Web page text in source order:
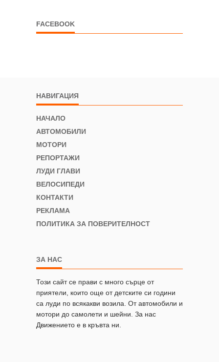
FACEBOOK
НАВИГАЦИЯ
НАЧАЛО
АВТОМОБИЛИ
МОТОРИ
РЕПОРТАЖИ
ЛУДИ ГЛАВИ
ВЕЛОСИПЕДИ
КОНТАКТИ
РЕКЛАМА
ПОЛИТИКА ЗА ПОВЕРИТЕЛНОСТ
ЗА НАС
Този сайт се прави с много сърце от
приятели, които още от детските си години
са луди по всякакви возила. От автомобили и
мотори до самолети и шейни. За нас
Движението е в кръвта ни.